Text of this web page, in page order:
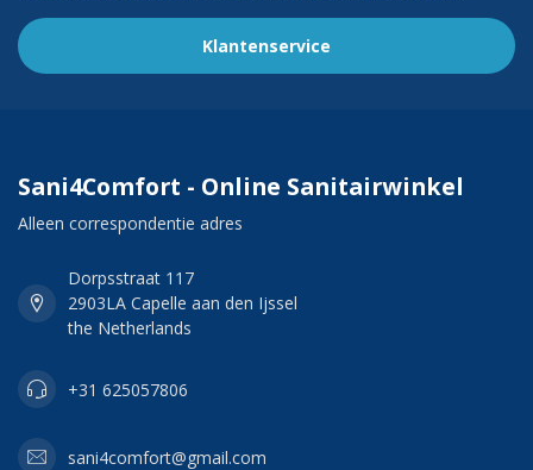
Klantenservice
Sani4Comfort - Online Sanitairwinkel
Alleen correspondentie adres
Dorpsstraat 117
2903LA Capelle aan den Ijssel
the Netherlands
+31 625057806
sani4comfort@gmail.com